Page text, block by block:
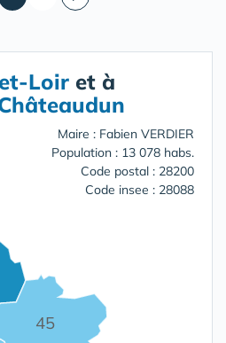
Loir et à
Maire : Fabien VERDIER
Population : 13 078 habs.
Code postal : 28200
Code insee : 28088
45